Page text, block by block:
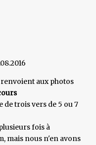
aux photos
de trois vers de 5 ou 7
fois à
mais nous n'en avons